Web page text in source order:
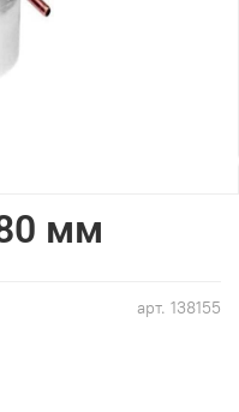
арт. 138155
мм